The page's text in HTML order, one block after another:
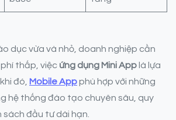
dục vừa và nhỏ, doanh nghiệp cần
thấp, việc ứng dụng Mini App là lựa
đó, Mobile Appphù hợp với những
hệ thống đào tạo chuyên sâu, quy
sách đầu tư dài hạn.